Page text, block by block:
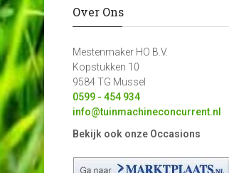
Over Ons
Mestenmaker HO B.V.
Kopstukken 10
9584 TG Mussel
0599 - 454 934
info@tuinmachineconcurrent.nl
Bekijk ook onze Occasions